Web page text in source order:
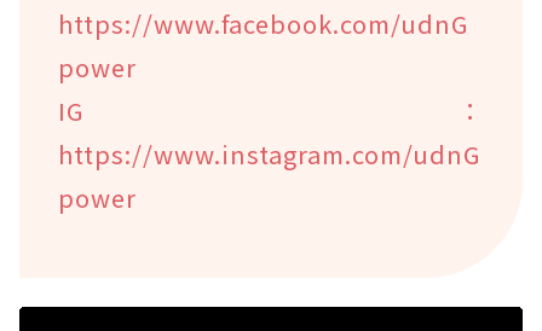
https://www.facebook.com/udnG
power
IG：
https://www.instagram.com/udnG
power